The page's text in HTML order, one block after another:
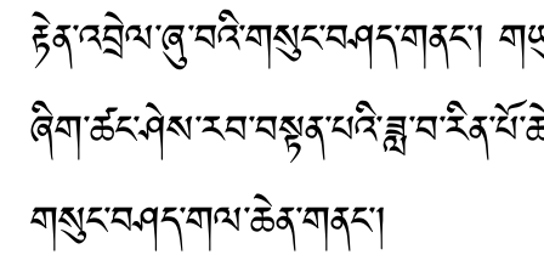
རྟེན་འབྲེལ་ཞུ་བའི་གསུང་བཤད་གནང་།
གསུང་བཤད་གལ་ཆེན་གནང་།